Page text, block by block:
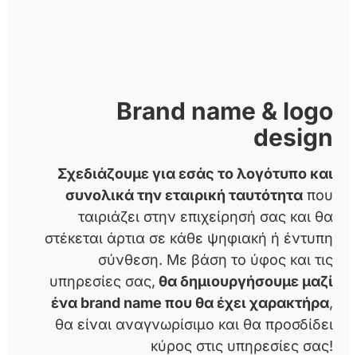
Brand name & logo
design
Σχεδιάζουμε για εσάς το λογότυπο και
συνολικά την εταιρική ταυτότητα που
ταιριάζει στην επιχείρησή σας και θα
στέκεται άρτια σε κάθε ψηφιακή ή έντυπη
σύνθεση. Με βάση το ύφος και τις
υπηρεσίες σας, θα δημιουργήσουμε μαζί
ένα brand name που θα έχει χαρακτήρα,
θα είναι αναγνωρίσιμο και θα προσδίδει
κύρος στις υπηρεσίες σας!